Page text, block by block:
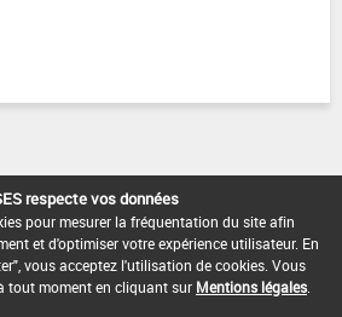
des pesticides
des substances chimiques
respecte vos données
pour mesurer la fréquentation du site afin
et d'optimiser votre expérience utilisateur. En
vous acceptez l'utilisation de cookies. Vous
tout moment en cliquant sur Mentions légales